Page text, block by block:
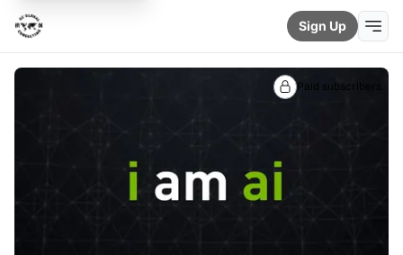
Sign Up
Paid subscribers